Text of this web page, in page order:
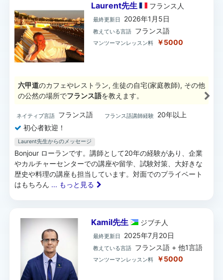
Laurent先生 フランス 人
最終更新日 2026年1月5日
教えている言語 フランス語
マンツーマンレッスン料 ￥5000
六甲道のカフェやレストラン, 生徒の自宅(家庭教師), その他
の公然の場所でフランス語を教えます。
ネイティブ言語 フランス語 フランス語講師経験
20年以上
初心者歓迎！
Laurent先生からのメッセージ
Bonjour ローランです。講師として20年の経験があり、企業
やカルチャーセンターでの講座や留学、試験対策、大好きな
歴史や料理の講座も担当しています。対面でのプライベート
はもちろん ... もっと見る
Kamil先生 ジブチ 人
最終更新日 2025年7月20日
教えている言語 フランス語 + 他1言語
マンツーマンレッスン料 ￥5000